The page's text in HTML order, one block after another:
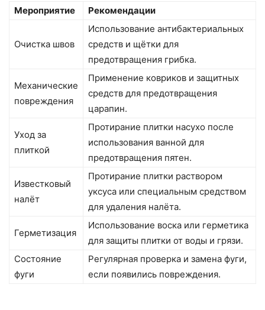
Мероприятие Рекомендации
Очистка швов
Использование антибактериальных
средств и щётки для
предотвращения грибка.
Механические
повреждения
Применение ковриков и защитных
средств для предотвращения
царапин.
Уход за
плиткой
Протирание плитки насухо после
использования ванной для
предотвращения пятен.
Известковый
налёт
Протирание плитки раствором
уксуса или специальным средством
для удаления налёта.
Герметизация
Использование воска или герметика
для защиты плитки от воды и грязи.
Состояние
фуги
Регулярная проверка и замена фуги,
если появились повреждения.